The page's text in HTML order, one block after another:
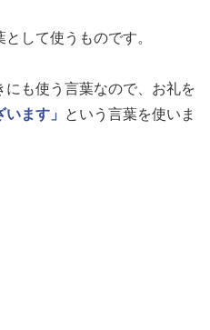
して使うものです。
にも使う言葉なので、お礼を
います」
という言葉を使いま